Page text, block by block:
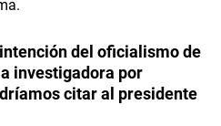
del oficialismo de
investigadora por
citar al presidente